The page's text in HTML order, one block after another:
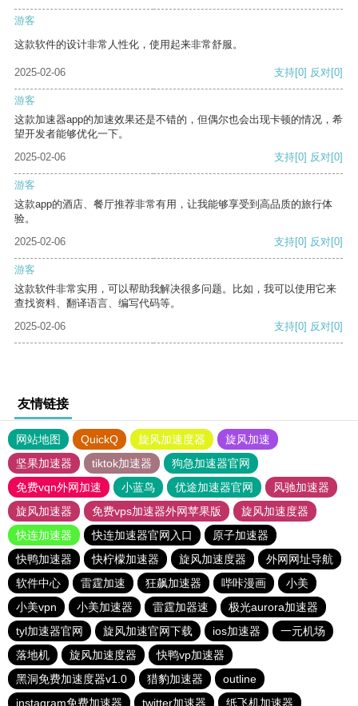
游客
这款软件的设计非常人性化，使用起来非常舒服。
2025-02-06 支持[0] 反对[0]
游客
这款加速器app的加速效果还是不错的，但偶尔也会出现卡顿的情况，希
望开发者能够优化一下。
2025-02-06
支持[0] 反对[0]
游客
这款app的酒店、餐厅推荐非常有用，让我能够享受到高品质的旅行体
验。
2025-02-06
支持[0] 反对[0]
游客
这款软件非常实用，可以帮助我解决很多问题。比如，我可以使用它来
查找资料、翻译语言、编写代码等。
2025-02-06
支持[0] 反对[0]
友情链接
网站地图 QuickQ 旋风加速度器
旋风加速
坚果加速器
tiktok加速器
狗急加速器官网
免费vqn外网加速
小蓝鸟 优途加速器官网
风驰加速器
旋风加速器
免费vps加速器外网苹果版
旋风加速度器
快连加速器
快连加速器官网入口
原子加速器
快鸭加速器
快柠檬加速器 旋风加速度器
外网网址导航
软件中心
雷霆加速 狂飙加速器 哔咔漫画
小美
小美vpn
小美加速器 雷霆加器速
极光aurora加速器
tyl加速器官网
旋风加速官网下载 ios加速器
一元机场
落地机
旋风加速度器
快鸭vp加速器
黑洞免费加速度器v1.0
猎豹加速器
outline
instagram免费加速器
twitter加速器 纸飞机加速器